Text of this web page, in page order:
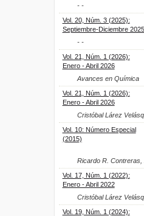
- -
Vol. 20, Núm. 3 (2025):
Septiembre-Diciembre 2025
- -
Vol. 21, Núm. 1 (2026):
Enero - Abril 2026
Avances en Química
Vol. 21, Núm. 1 (2026):
Enero - Abril 2026
Cristóbal Lárez
Vol. 10: Número Especial
(2015)
Ricardo R. Contreras,
Vol. 17, Núm. 1 (2022):
Enero - Abril 2022
Cristóbal Lárez
Vol. 19, Núm. 1 (2024):